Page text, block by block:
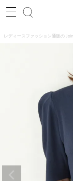
レディースファッション通販の